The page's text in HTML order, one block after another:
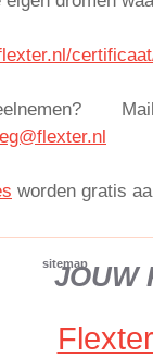
worden gratis
sitemap
JOUW